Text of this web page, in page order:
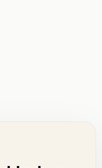
.   .   +   .   .